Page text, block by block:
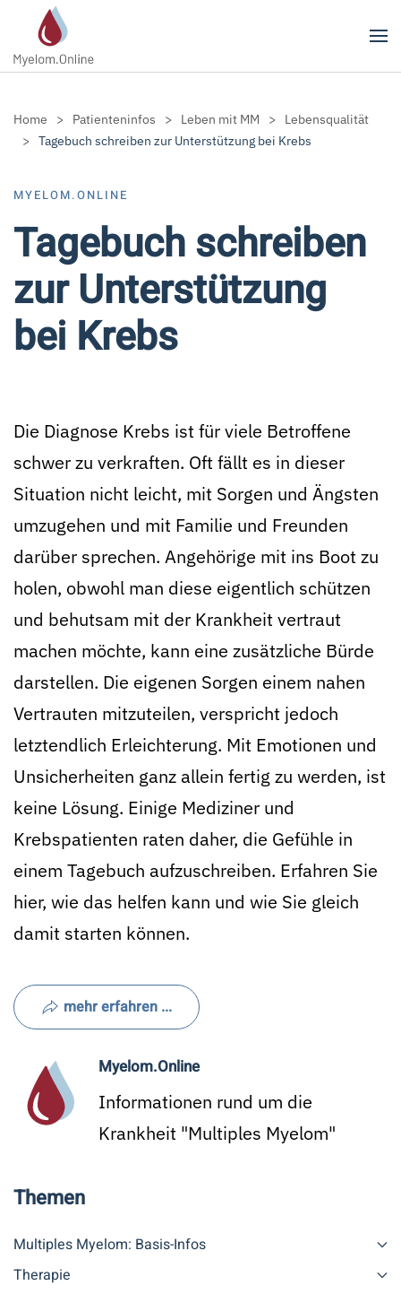
Zum Hauptinhalt springen
Home Patienteninfos Leben mit MM
Lebensqualität
Tagebuch schreiben zur Unterstützung bei Krebs
MYELOM.ONLINE
Tagebuch schreiben
zur Unterstützung
bei Krebs
Die Diagnose Krebs ist für viele Betroffene
schwer zu verkraften. Oft fällt es in dieser
Situation nicht leicht, mit Sorgen und Ängsten
umzugehen und mit Familie und Freunden
darüber sprechen. Angehörige mit ins Boot zu
holen, obwohl man diese eigentlich schützen
und behutsam mit der Krankheit vertraut
machen möchte, kann eine zusätzliche Bürde
darstellen. Die eigenen Sorgen einem nahen
Vertrauten mitzuteilen, verspricht jedoch
letztendlich Erleichterung. Mit Emotionen und
Unsicherheiten ganz allein fertig zu werden, ist
keine Lösung. Einige Mediziner und
Krebspatienten raten daher, die Gefühle in
einem Tagebuch aufzuschreiben. Erfahren Sie
hier, wie das helfen kann und wie Sie gleich
damit starten können.
mehr erfahren ...
Myelom.Online
Informationen rund um die
Krankheit "Multiples Myelom"
Themen
Multiples Myelom: Basis-Infos
Therapie